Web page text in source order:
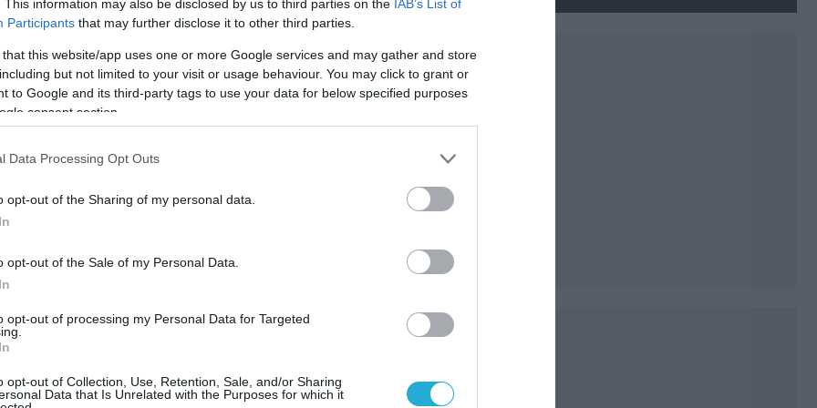
This information may also be disclosed by us to third parties on the IAB’s List of
Participants that may further disclose it to other third parties.
that this website/app uses one or more Google services and may gather and store
but not limited to your visit or usage behaviour. You may click to grant or
to Google and its third-party tags to use your data for below specified purposes
consent section.
Data Processing Opt Outs
opt-out of the Sharing of my personal data.
opt-out of the Sale of my Personal Data.
opt-out of processing my Personal Data for Targeted
opt-out of Collection, Use, Retention, Sale, and/or Sharing
Data that Is Unrelated with the Purposes for which it
service (MİT) and police dismantled an Iran-
spy cell after a long investigation.
arrested; the network was run by Iranian
Najaf Rostami (“Haji”) and Mahdi Yekeh
Dehghan (“Doctor”).
collecting…pic.twitter.com/PU48aAaAtN
(@clashreport)
ΑΡΘΡΟ
(βίντεο)